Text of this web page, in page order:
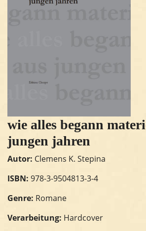
wie alles begann
jungen jahren
Autor: Clemens K. Stepina
ISBN: 978-3-9504813-3-4
Genre: Romane
Verarbeitung: Hardcover